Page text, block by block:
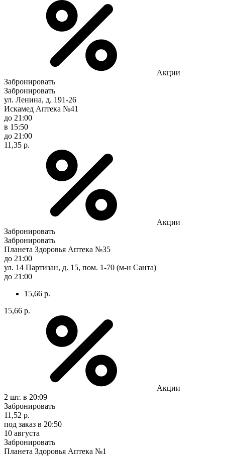
Акции
Забронировать
Забронировать
ул. Ленина, д. 191-26
Искамед Аптека №41
до 21:00
в 15:50
до 21:00
11,35 р.
Акции
Забронировать
Забронировать
Планета Здоровья Аптека №35
до 21:00
ул. 14 Партизан, д. 15, пом. 1-70 (м-н Санта)
до 21:00
15,66 р.
15,66 р.
Акции
2 шт. в 20:09
Забронировать
11,52 р.
под заказ в 20:50
10 августа
Забронировать
Планета Здоровья Аптека №1